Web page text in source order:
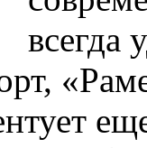
всегда